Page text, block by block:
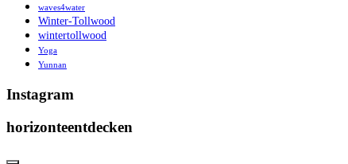
waves4water
Winter-Tollwood
wintertollwood
Yoga
Yunnan
Instagram
horizonteentdecken